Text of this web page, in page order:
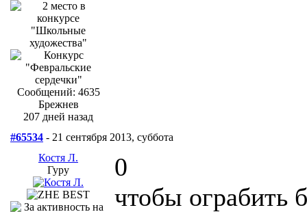
Сообщений: 4635
Брежнев
207 дней назад
#65534 - 21 сентября 2013, суббота
Костя Л.
Гуру
0
чтобы ограбить